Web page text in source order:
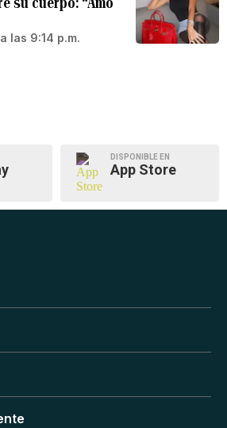
las 9:14 p.m.
DISPONIBLE EN
App Store